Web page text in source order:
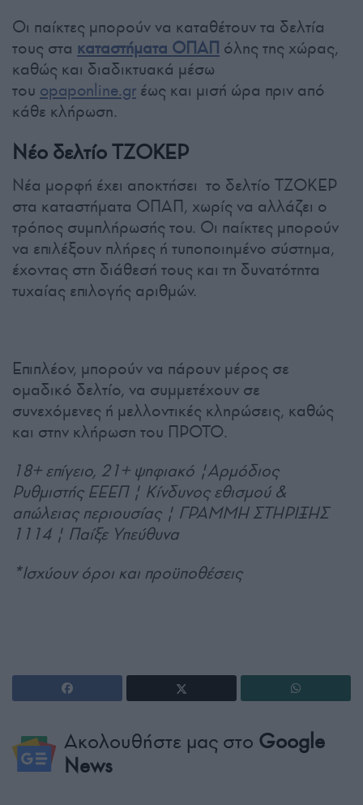
Οι παίκτες μπορούν να καταθέτουν τα δελτία
τους στα καταστήματα ΟΠΑΠ όλης της χώρας,
καθώς και διαδικτυακά μέσω
του opaponline.gr έως και μισή ώρα πριν από
κάθε κλήρωση.
Νέο δελτίο ΤΖΟΚΕΡ
Νέα μορφή έχει αποκτήσει το δελτίο ΤΖΟΚΕΡ
στα καταστήματα ΟΠΑΠ, χωρίς να αλλάζει ο
τρόπος συμπλήρωσής του. Οι παίκτες μπορούν
να επιλέξουν πλήρες ή τυποποιημένο σύστημα,
έχοντας στη διάθεσή τους και τη δυνατότητα
τυχαίας επιλογής αριθμών.
Επιπλέον, μπορούν να πάρουν μέρος σε
ομαδικό δελτίο, να συμμετέχουν σε
συνεχόμενες ή μελλοντικές κληρώσεις, καθώς
και στην κλήρωση του ΠΡΟΤΟ.
18+ επίγειο, 21+ ψηφιακό |Αρμόδιος
Ρυθμιστής ΕΕΕΠ | Κίνδυνος εθισμού &
απώλειας περιουσίας | ΓΡΑΜΜΗ ΣΤΗΡΙΞΗΣ
1114 | Παίξε Υπεύθυνα
*Ισχύουν όροι και προϋποθέσεις
Ακολουθήστε μας στο Google
News